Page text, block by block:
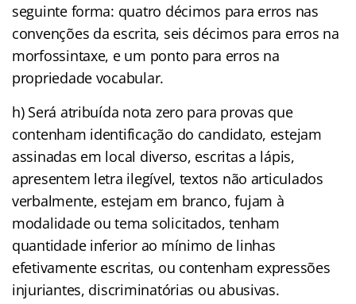
seguinte forma: quatro décimos para erros nas
convenções da escrita, seis décimos para erros na
morfossintaxe, e um ponto para erros na
propriedade vocabular.
h) Será atribuída nota zero para provas que
contenham identificação do candidato, estejam
assinadas em local diverso, escritas a lápis,
apresentem letra ilegível, textos não articulados
verbalmente, estejam em branco, fujam à
modalidade ou tema solicitados, tenham
quantidade inferior ao mínimo de linhas
efetivamente escritas, ou contenham expressões
injuriantes, discriminatórias ou abusivas.